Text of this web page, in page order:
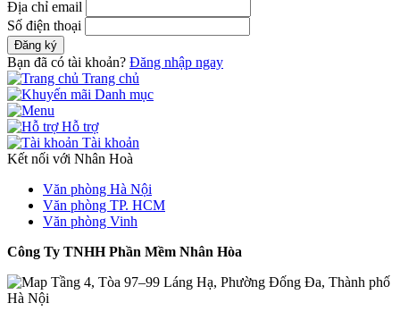
Địa chỉ email
Số điện thoại
Đăng ký
Bạn đã có tài khoản? Đăng nhập ngay
Trang chủ
Danh mục
Hỗ trợ
Tài khoản
Kết nối với Nhân Hoà
Văn phòng Hà Nội
Văn phòng TP. HCM
Văn phòng Vinh
Công Ty TNHH Phần Mềm Nhân Hòa
Tầng 4, Tòa 97–99 Láng Hạ, Phường Đống Đa, Thành phố
Hà Nội